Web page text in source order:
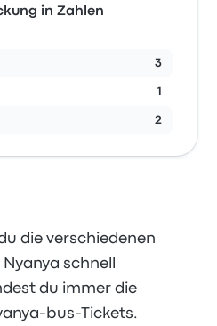
in Zahlen
3
1
2
die verschiedenen
schnell
du immer die
bus-Tickets.